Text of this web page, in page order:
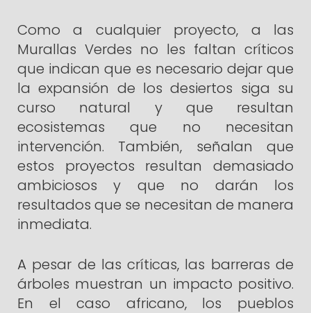
Como a cualquier proyecto, a las
Murallas Verdes no les faltan críticos
que indican que es necesario dejar que
la expansión de los desiertos siga su
curso natural y que resultan
ecosistemas que no necesitan
intervención. También, señalan que
estos proyectos resultan demasiado
ambiciosos y que no darán los
resultados que se necesitan de manera
inmediata.
A pesar de las críticas, las barreras de
árboles muestran un impacto positivo.
En el caso africano, los pueblos